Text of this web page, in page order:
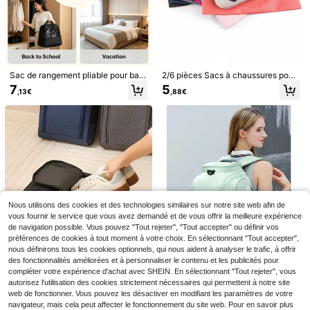
door, convient pour la course, la ran
donnée, le cyclisme. Sac à dos de s
port léger avec porte-bouteille d'ea
u
Dès 7 ,88€
Sac à dos gilet de course avec bout
eille d'eau souple de 500ML, sac à
dos d'hydratation léger avec bouteil
le d'eau de 500ML, sac à dos de co
urse respirant unisexe, convient po
ur les sports de plein air, le maratho
n, la course en sentier, le cyclisme, l
a randonnée
13
vélo, sac de vélo pliant, sac suspen
du avant de moto/scooter, grand 2L,
convient pour scooter électrique/vé
12,68€
Sac de jambe en coque rigide pour
moto noire, sac de taille pour moto,
sac de cuisse, unisexe, sac de taille
multifonctionnel décontracté pour h
omme d'extérieur, sac bandoulière,
sac de moto/cyclisme, sac pour télé
phone
Sac de rangement pliable pour bas
kets avec poignée pour un transpor
t facile, maille respirante double fac
e pour prévenir les odeurs, convien
t pour le fitness, le camping en plei
n air, les voyages, l'école et plus en
core
7,13€
1 pièce Sac à chaussures de golf p
ortable unisexe, étui à chaussures
de golf, sac à chaussures portatif, s
ac de rangement parfait pour le gol
f, le football, le basket-ball, le volle
Dès 6 ,08€
2/6 pièces Sacs à chaussures pour
voyage, sacs à chaussures de voy
age pour l'emballage, sac de range
ment de chaussures de voyage por
table imperméable et anti-poussièr
e pour hommes et femmes
5,88€
Nous utilisons des cookies et des technologies similaires sur notre site web afin de
vous fournir le service que vous avez demandé et de vous offrir la meilleure expérience
de navigation possible. Vous pouvez "Tout rejeter", "Tout accepter" ou définir vos
préférences de cookies à tout moment à votre choix. En sélectionnant "Tout accepter",
nous définirons tous les cookies optionnels, qui nous aident à analyser le trafic, à offrir
des fonctionnalités améliorées et à personnaliser le contenu et les publicités pour
compléter votre expérience d'achat avec SHEIN. En sélectionnant "Tout rejeter", vous
autorisez l'utilisation des cookies strictement nécessaires qui permettent à notre site
web de fonctionner. Vous pouvez les désactiver en modifiant les paramètres de votre
navigateur, mais cela peut affecter le fonctionnement du site web. Pour en savoir plus